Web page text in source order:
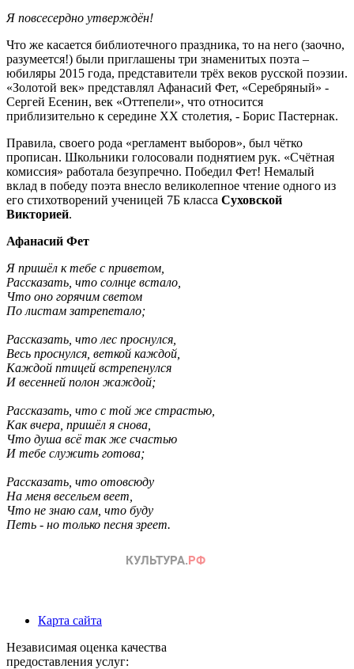
Я повсесердно утверждён!
Что же касается библиотечного праздника, то на него (заочно,
разумеется!) были приглашены три знаменитых поэта –
юбиляры 2015 года, представители трёх веков русской поэзии.
«Золотой век» представлял Афанасий Фет, «Серебряный» -
Сергей Есенин, век «Оттепели», что относится
приблизительно к середине ХХ столетия, - Борис Пастернак.
Правила, своего рода «регламент выборов», был чётко
прописан. Школьники голосовали поднятием рук. «Счётная
комиссия» работала безупречно. Победил Фет! Немалый
вклад в победу поэта внесло великолепное чтение одного из
его стихотворений ученицей 7Б класса Суховской
Викторией.
Афанасий Фет
Я пришёл к тебе с приветом,
Рассказать, что солнце встало,
Что оно горячим светом
По листам затрепетало;
Рассказать, что лес проснулся,
Весь проснулся, веткой каждой,
Каждой птицей встрепенулся
И весенней полон жаждой;
Рассказать, что с той же страстью,
Как вчера, пришёл я снова,
Что душа всё так же счастью
И тебе служить готова;
Рассказать, что отовсюду
На меня весельем веет,
Что не знаю сам, что буду
Петь - но только песня зреет.
Карта сайта
Независимая оценка качества
предоставления услуг: